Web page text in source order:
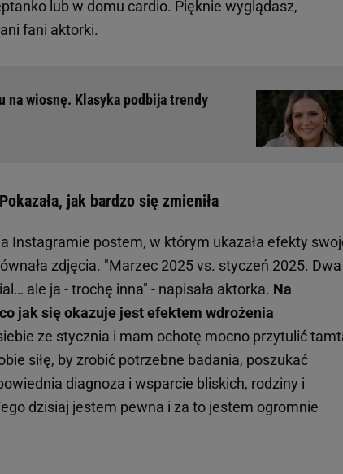
lub w domu cardio. Pięknie wyglądasz,
fani aktorki.
na wiosnę. Klasyka podbija trendy
jak bardzo się zmieniła
Instagramie postem, w którym ukazała efekty
zdjęcia. "Marzec 2025 vs. styczeń 2025. Dwa
ale ja - trochę inna" - napisała aktorka. Na
jak się okazuje jest efektem wdrożenia
ze stycznia i mam ochotę mocno przytulić
siłę, by zrobić potrzebne badania, poszukać
diagnoza i wsparcie bliskich, rodziny i
dzisiaj jestem pewna i za to jestem ogromnie